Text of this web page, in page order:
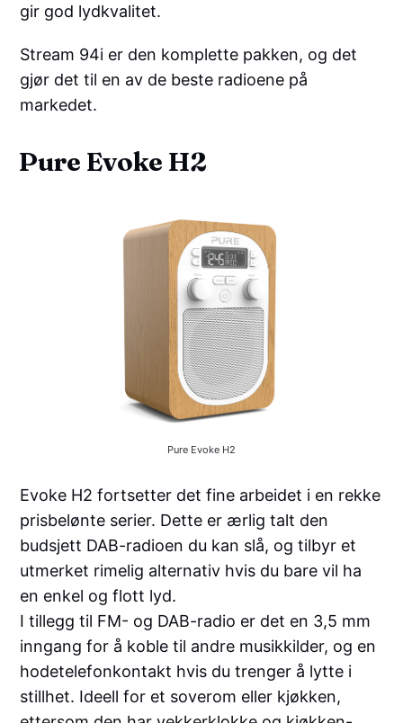
gir god lydkvalitet.
Stream 94i er den komplette pakken, og det
gjør det til en av de beste radioene på
markedet.
Pure Evoke H2
Pure Evoke H2
Evoke H2 fortsetter det fine arbeidet i en rekke
prisbelønte serier. Dette er ærlig talt den
budsjett DAB-radioen du kan slå, og tilbyr et
utmerket rimelig alternativ hvis du bare vil ha
en enkel og flott lyd.
I tillegg til FM- og DAB-radio er det en 3,5 mm
inngang for å koble til andre musikkilder, og en
hodetelefonkontakt hvis du trenger å lytte i
stillhet. Ideell for et soverom eller kjøkken,